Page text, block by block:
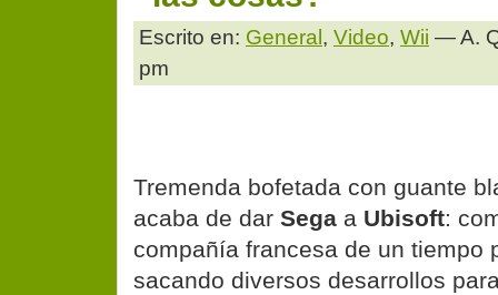
Escrito en: General , Video, Wii — A.
pm
Tremenda bofetada con guante
acaba de dar Sega a Ubisoft:
compañía francesa de un tiempo
sacando diversos desarrollos